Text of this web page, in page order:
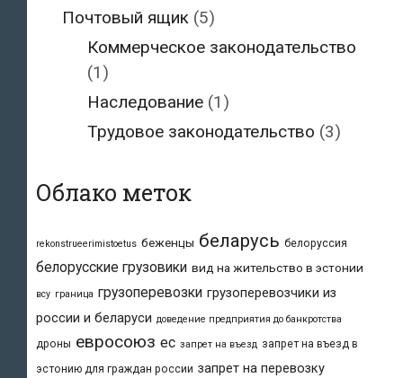
Почтовый ящик(5)
Коммерческое законодательство
(1)
Наследование (1)
Трудовое законодательство (3)
Облако меток
rekonstrueerimistoetus беженцы беларусь белоруссия
белорусские грузовики вид на жительство в эстонии
всу граница грузоперевозки грузоперевозчики из
россии и беларуси доведение предприятия до банкротства
дроны евросоюз ес запрет на въезд запрет на въезд в
эстонию для граждан россии запрет на перевозку